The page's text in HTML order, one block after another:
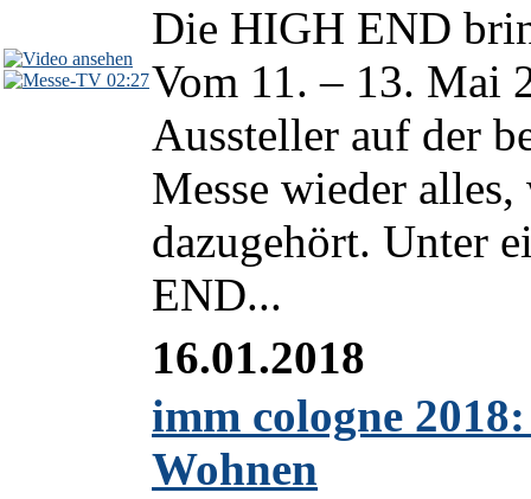
02:27
Die HIGH END
Vom 11. – 13. Mai
Aussteller auf der
Messe wieder
dazugehört. Unter
END...
16.01.2018
imm cologne
Wohnen